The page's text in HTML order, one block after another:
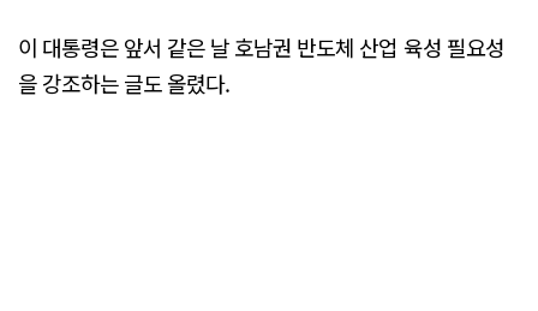
이 대통령은 앞서 같은 날 호남권 반도체 산업 육성 필요성
을 강조하는 글도 올렸다.